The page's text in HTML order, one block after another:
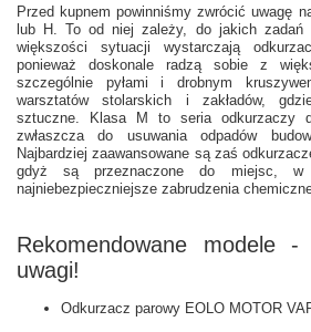
Przed kupnem powinniśmy zwrócić uwagę
lub H. To od niej zależy, do jakich zadań
większości sytuacji wystarczają
ponieważ doskonale radzą sobie z
szczególnie pyłami i drobnym
warsztatów stolarskich i zakładów,
sztuczne. Klasa M to seria odkurzaczy
zwłaszcza do usuwania odpadów
Najbardziej zaawansowane są zaś
gdyż są przeznaczone do miejsc, w
najniebezpieczniejsze zabrudzenia
Rekomendowane modele
uwagi!
Odkurzacz parowy EOLO MOTOR